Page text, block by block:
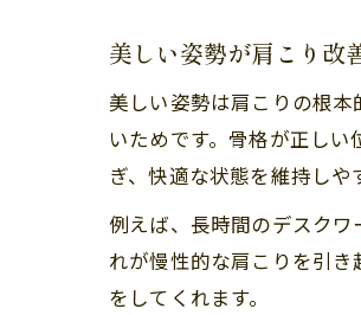
美しい姿勢が肩こり改
美しい姿勢は肩こりの根
いためです。骨格が正し
ぎ、快適な状態を維持しや
例えば、長時間のデスク
れが慢性的な肩こりを引
をしてくれます。